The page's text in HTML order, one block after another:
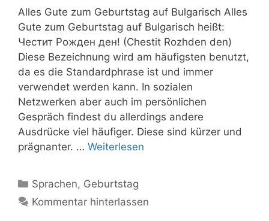
Alles Gute zum Geburtstag auf Bulgarisch Alles
Gute zum Geburtstag auf Bulgarisch heißt:
Честит Рожден ден! (Chestit Rozhden den)
Diese Bezeichnung wird am häufigsten benutzt,
da es die Standardphrase ist und immer
verwendet werden kann. In sozialen
Netzwerken aber auch im persönlichen
Gespräch findest du allerdings andere
Ausdrücke viel häufiger. Diese sind kürzer und
prägnanter. … Weiterlesen
Kategorien
Sprachen, Geburtstag
Kommentar hinterlassen